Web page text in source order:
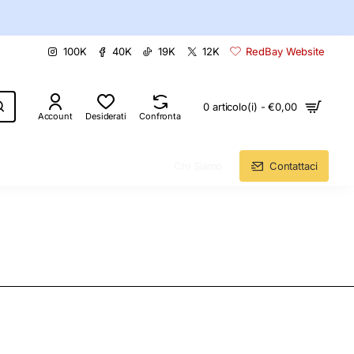
100K 40K 19K 12K RedBay Website
Account Desiderati Confronta
0 articolo(i) - €0,00
Contattaci